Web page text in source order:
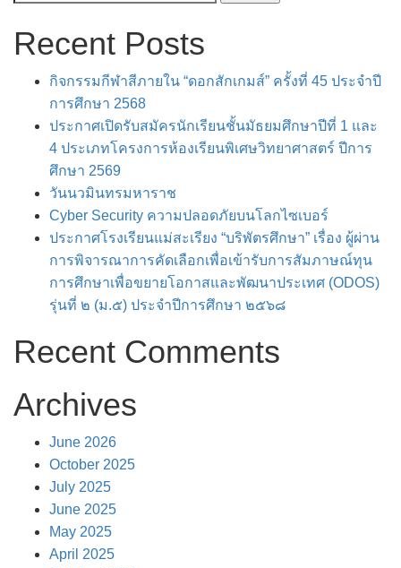
for:
Recent Posts
กิจกรรมกีฬาสีภายใน “ดอกสักเกมส์” ครั้งที่ 45 ประจำปี
การศึกษา 2568
ประกาศเปิดรับสมัครนักเรียนชั้นมัธยมศึกษาปีที่ 1 และ
4 ประเภทโครงการห้องเรียนพิเศษวิทยาศาสตร์ ปีการ
ศึกษา 2569
วันนวมินทรมหาราช
Cyber Security ความปลอดภัยบนโลกไซเบอร์
ประกาศโรงเรียนแม่สะเรียง “บริพัตรศึกษา” เรื่อง ผู้ผ่าน
การพิจารณาการคัดเลือกเพื่อเข้ารับการสัมภาษณ์ทุน
การศึกษาเพื่อขยายโอกาสและพัฒนาประเทศ (ODOS)
รุ่นที่ ๒ (ม.๕) ประจำปีการศึกษา ๒๕๖๘
Recent Comments
Archives
June 2026
October 2025
July 2025
June 2025
May 2025
April 2025